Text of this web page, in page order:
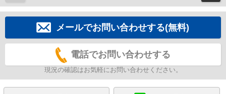
メールでお問い合わせする(無料)
電話でお問い合わせする
現況の確認はお気軽にお問い合わせください。